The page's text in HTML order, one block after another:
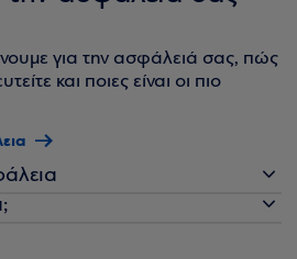
για την ασφάλειά σας, πώς
και ποιες είναι οι πιο